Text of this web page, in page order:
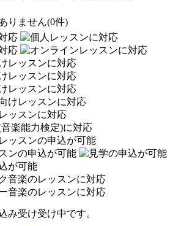
りません(0件)
み受け受け中です。